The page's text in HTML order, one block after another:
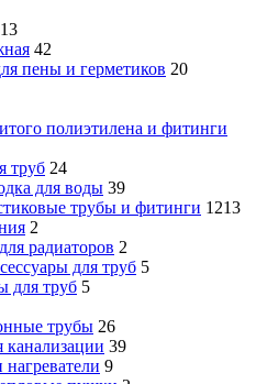
13
42
пены и герметиков 20
полиэтилена и фитинги
труб 24
для воды 39
трубы и фитинги 1213
2
радиаторов 2
для труб 5
для труб 5
трубы 26
39
9